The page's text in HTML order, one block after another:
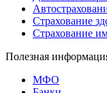
Страхование
Страхование
Полезная
МФО